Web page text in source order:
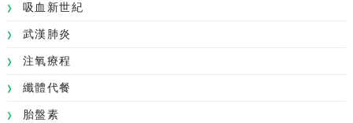
吸血新世紀
武漢肺炎
注氧療程
纖體代餐
胎盤素